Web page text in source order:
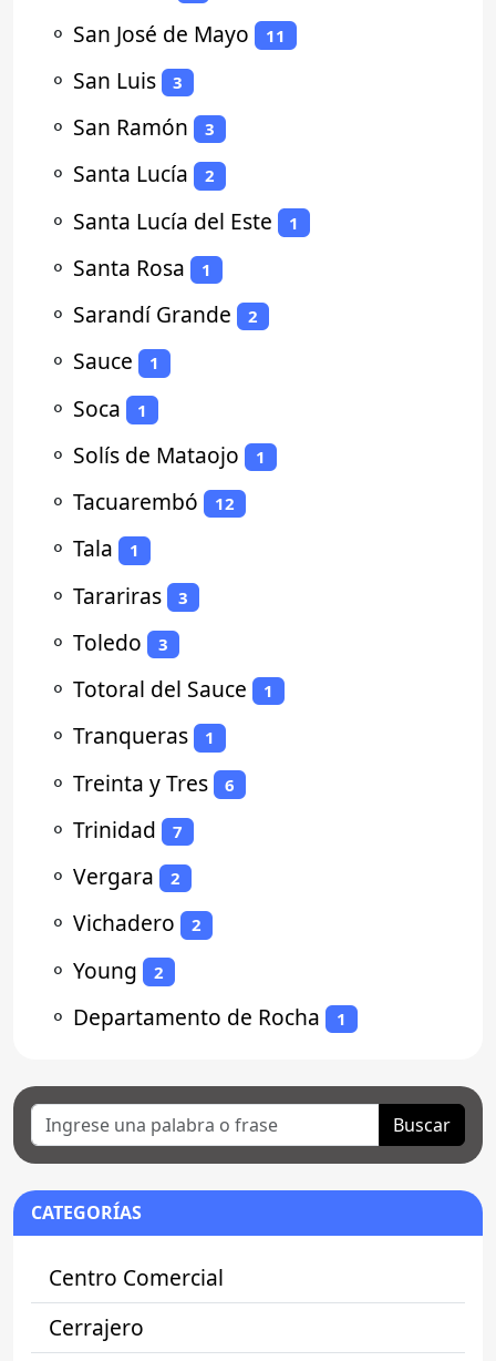
⚬ San José de Mayo 11
⚬ San Luis 3
⚬ San Ramón 3
⚬ Santa Lucía 2
⚬ Santa Lucía del Este 1
⚬ Santa Rosa 1
⚬ Sarandí Grande 2
⚬ Sauce 1
⚬ Soca 1
⚬ Solís de Mataojo 1
⚬ Tacuarembó 12
⚬ Tala 1
⚬ Tarariras 3
⚬ Toledo 3
⚬ Totoral del Sauce 1
⚬ Tranqueras 1
⚬ Treinta y Tres 6
⚬ Trinidad 7
⚬ Vergara 2
⚬ Vichadero 2
⚬ Young 2
⚬ Departamento de Rocha 1
Buscar
CATEGORÍAS
Centro Comercial
Cerrajero